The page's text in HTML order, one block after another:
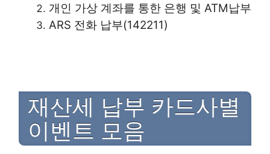
개인 가상 계좌를 통한 은행 및 ATM납부
ARS 전화 납부(142211)
재산세 납부 카드사별
이벤트 모음